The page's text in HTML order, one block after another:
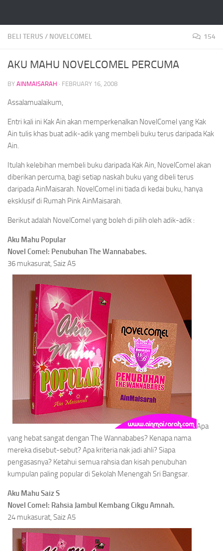
BELI TERUS / NOVELCOMEL 154
AKU MAHU NOVELCOMEL PERCUMA
BY AINMAISARAH · FEBRUARY 16, 2008
Assalamualaikum,
Entri kali ini Kak Ain akan memperkenalkan NovelComel yang Kak
Ain tulis khas buat adik-adik yang membeli buku terus daripada Kak
Ain.
Itulah kelebihan membeli buku daripada Kak Ain, NovelComel akan
diberikan percuma, bagi setiap naskah buku yang dibeli terus
daripada AinMaisarah. NovelComel ini tiada di kedai buku, hanya
eksklusif di Rumah Pink AinMaisarah.
Berikut adalah NovelComel yang boleh di pilih oleh adik-adik :
Aku Mahu Popular
Novel Comel: Penubuhan The Wannababes.
36 mukasurat, Saiz A5
Apa
yang hebat sangat dengan The Wannababes? Kenapa nama
mereka disebut-sebut? Apa kriteria nak jadi ahli? Siapa
pengasasnya? Ketahui semua rahsia dan kisah penubuhan
kumpulan paling popular di Sekolah Menengah Sri Bangsar.
Aku Mahu Saiz S
Novel Comel: Rahsia Jambul Kembang Cikgu Amnah.
24 mukasurat, Saiz A5